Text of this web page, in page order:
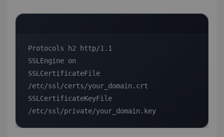
Protocols h2 http/1.1
SSLEngine on
SSLCertificateFile
/etc/ssl/certs/your_domain.crt
SSLCertificateKeyFile
/etc/ssl/private/your_domain.key